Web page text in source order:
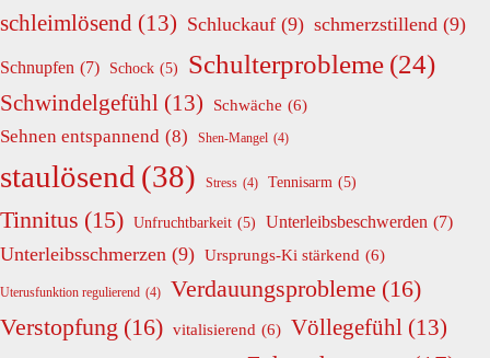
schleimlösend (13) Schluckauf (9) schmerzstillend (9)
Schnupfen (7) Schock (5) Schulterprobleme (24)
Schwindelgefühl (13) Schwäche (6)
Sehnen entspannend (8) Shen-Mangel (4)
staulösend (38) Stress (4) Tennisarm (5)
Tinnitus (15) Unfruchtbarkeit (5) Unterleibsbeschwerden (7)
Unterleibsschmerzen (9) Ursprungs-Ki stärkend (6)
Uterusfunktion regulierend (4) Verdauungsprobleme (16)
Verstopfung (16) vitalisierend (6) Völlegefühl (13)